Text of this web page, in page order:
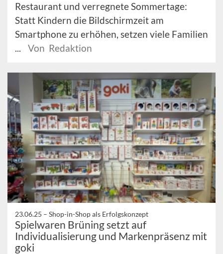
Restaurant und verregnete Sommertage:
Statt Kindern die Bildschirmzeit am
Smartphone zu erhöhen, setzen viele Familien
...
Von Redaktion
23.06.25 – Shop-in-Shop als Erfolgskonzept
Spielwaren Brüning setzt auf
Individualisierung und Markenpräsenz mit
goki